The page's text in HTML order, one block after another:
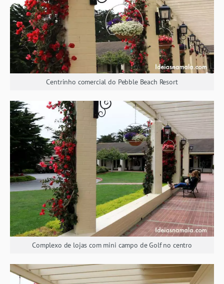
Centrinho comercial do Pebble Beach Resort
Complexo de lojas com mini campo de Golf no centro